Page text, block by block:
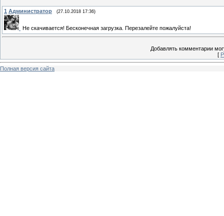
1 Администратор (27.10.2018 17:36)
Не скачивается! Бесконечная загрузка. Перезалейте пожалуйста!
Добавлять комментарии
[
Полная версия сайта